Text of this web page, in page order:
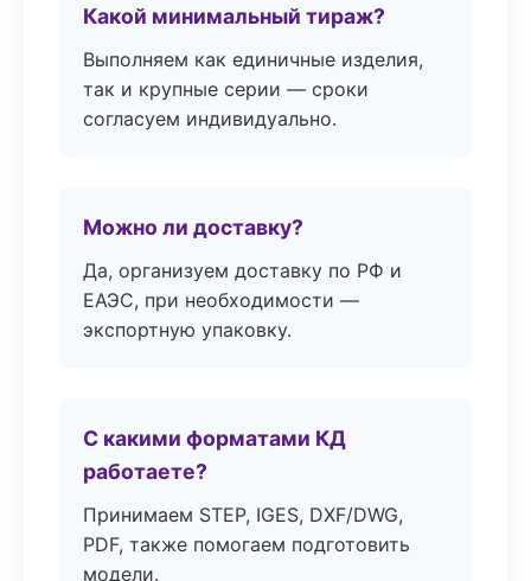
Какой минимальный тираж?
Выполняем как единичные изделия,
так и крупные серии — сроки
согласуем индивидуально.
Можно ли доставку?
Да, организуем доставку по РФ и
ЕАЭС, при необходимости —
экспортную упаковку.
С какими форматами КД
работаете?
Принимаем STEP, IGES, DXF/DWG,
PDF, также помогаем подготовить
модели.